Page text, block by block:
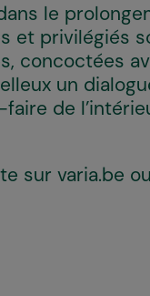
le
privilégiés
concoctées
un
de
sur varia.be